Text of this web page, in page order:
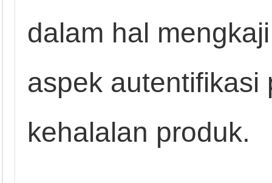
dalam hal
aspek autentifikasi
kehalalan produk.